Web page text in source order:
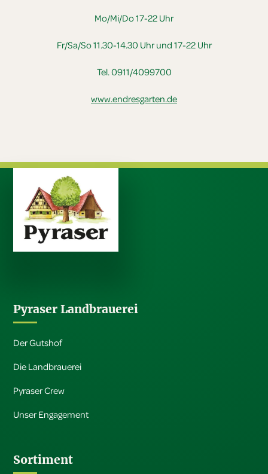
Mo/Mi/Do 17-22 Uhr
Fr/Sa/So 11.30-14.30 Uhr und 17-22 Uhr
Tel. 0911/4099700
www.endresgarten.de
Pyraser Landbrauerei
Der Gutshof
Die Landbrauerei
Pyraser Crew
Unser Engagement
Sortiment